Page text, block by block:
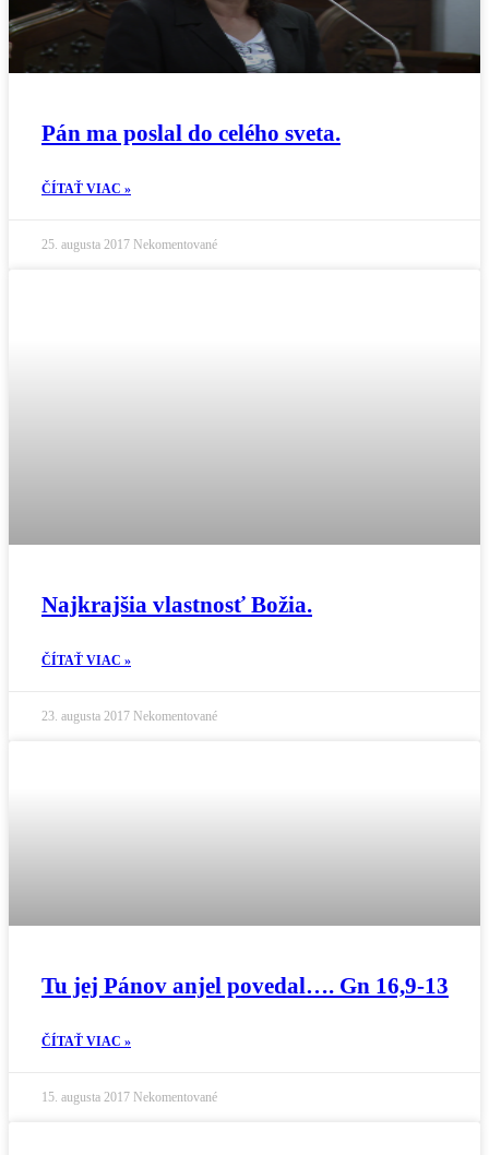
Pán ma poslal do celého sveta.
ČÍTAŤ VIAC »
25. augusta 2017 Nekomentované
Najkrajšia vlastnosť Božia.
ČÍTAŤ VIAC »
23. augusta 2017 Nekomentované
Tu jej Pánov anjel povedal…. Gn 16,9-13
ČÍTAŤ VIAC »
15. augusta 2017 Nekomentované